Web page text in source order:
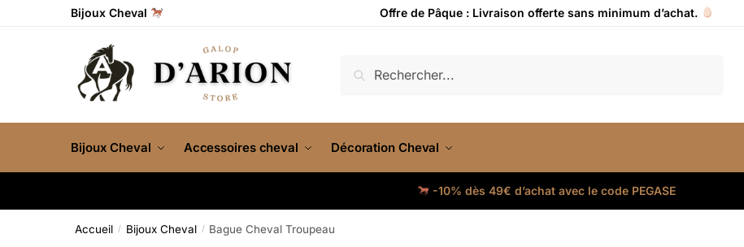
Bijoux Cheval Offre de Pâque : Livraison offerte sans minimum d’achat.
Recherche
Bijoux Cheval Accessoires cheval Décoration Cheval
-10% dès 49€ d’achat avec le code PEGASE
Accueil / Bijoux Cheval / Bague Cheval Troupeau